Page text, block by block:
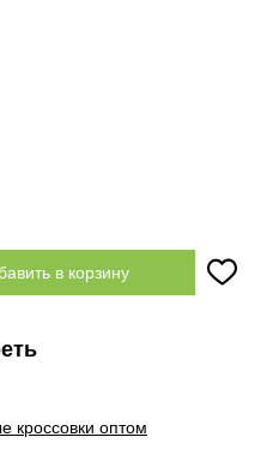
в корзину
кроссовки оптом